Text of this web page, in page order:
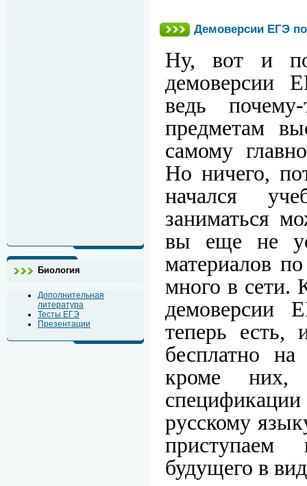
Биология
Дополнительная
литература
Тесты ЕГЭ
Презентации
Демоверсии ЕГЭ
Ну, вот и
демоверсии
ведь
предметам
самому
Но ничего,
начался
заниматься
вы еще не
материалов
много в сети.
демоверсии
теперь есть,
бесплатно
кроме
русскому
приступаем
будущего в